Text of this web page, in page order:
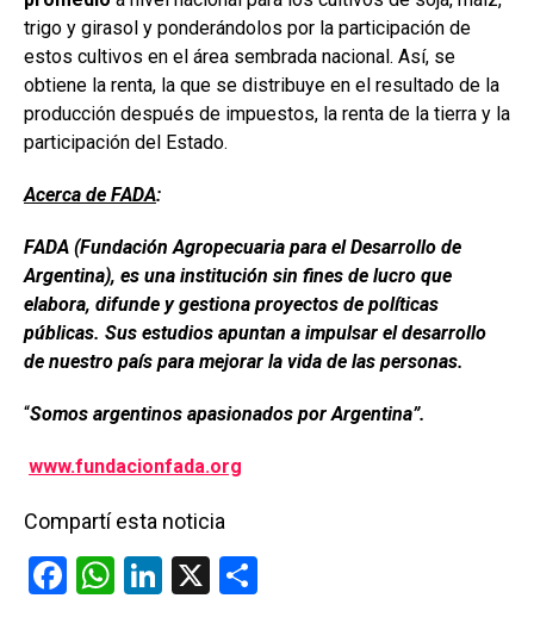
trigo y girasol y ponderándolos por la participación de
estos cultivos en el área sembrada nacional. Así, se
obtiene la renta, la que se distribuye en el resultado de la
producción después de impuestos, la renta de la tierra y la
participación del Estado.
Acerca de FADA:
FADA (Fundación Agropecuaria para el Desarrollo de
Argentina), es una institución sin fines de lucro que
elabora, difunde y gestiona proyectos de políticas
públicas. Sus estudios apuntan a impulsar el desarrollo
de nuestro país para mejorar la vida de las personas.
“Somos argentinos apasionados por Argentina”.
www.fundacionfada.org
Compartí esta noticia
F
W Li
X